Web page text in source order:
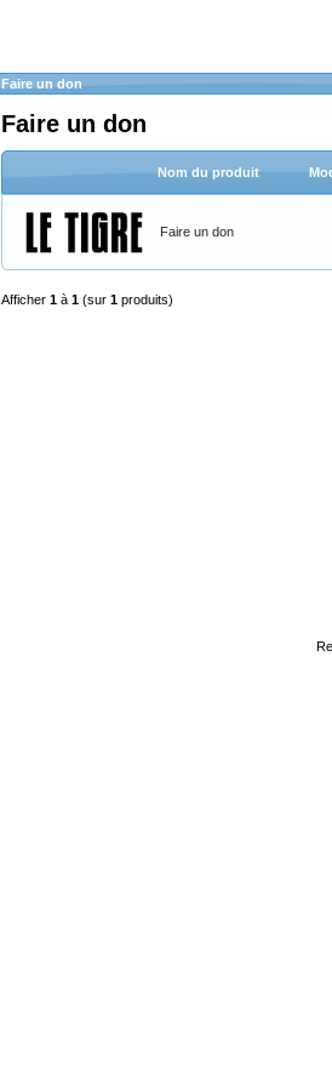
Faire un don
Faire un don
Nom du produit
Faire un don
Afficher 1 à 1 (sur 1 produits)